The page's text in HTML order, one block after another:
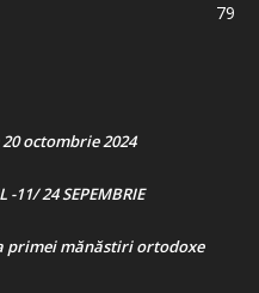
79
octombrie 2024
-11/ 24 SEPEMBRIE
primei mănăstiri ortodoxe